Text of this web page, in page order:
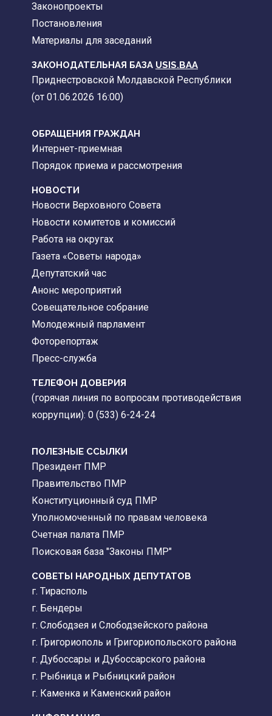
Законопроекты
Постановления
Материалы для заседаний
ЗАКОНОДАТЕЛЬНАЯ БАЗА USIS.BAA
Приднестровской Молдавской Республики
(от 01.06.2026 16:00)
ОБРАЩЕНИЯ ГРАЖДАН
Интернет-приемная
Порядок приема и рассмотрения
НОВОСТИ
Новости Верховного Совета
Новости комитетов и комиссий
Работа на округах
Газета «Советы народа»
Депутатский час
Анонс мероприятий
Совещательное собрание
Молодежный парламент
Фоторепортаж
Пресс-служба
ТЕЛЕФОН ДОВЕРИЯ
(горячая линия по вопросам противодействия
коррупции): 0 (533) 6-24-24
ПОЛЕЗНЫЕ ССЫЛКИ
Президент ПМР
Правительство ПМР
Конституционный суд ПМР
Уполномоченный по правам человека
Счетная палата ПМР
Поисковая база "Законы ПМР"
СОВЕТЫ НАРОДНЫХ ДЕПУТАТОВ
г. Тирасполь
г. Бендеры
г. Слободзея и Слободзейского района
г. Григориополь и Григориопольского района
г. Дубоссары и Дубоссарского района
г. Рыбница и Рыбницкий район
г. Каменка и Каменский район